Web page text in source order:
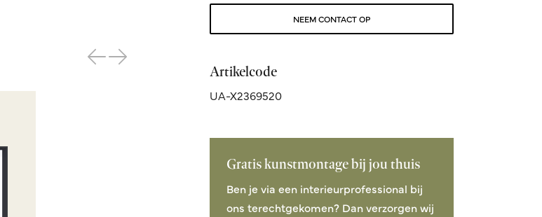
NEEM CONTACT OP
Artikelcode
UA-X2369520
Gratis kunstmontage bij jou thuis
Ben je via een interieurprofessional bij
ons terechtgekomen? Dan verzorgen wij